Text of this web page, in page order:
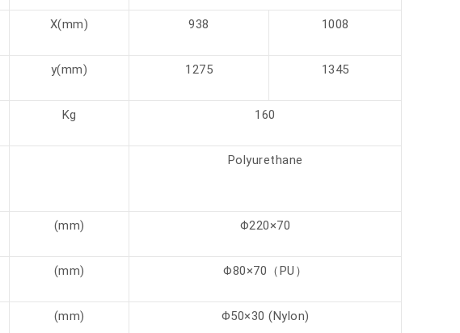
X(mm) 938 1008
y(mm) 1275 1345
Kg 160
Polyurethane
(mm) Φ220×70
(mm) Φ80×70（PU）
(mm) Φ50×30 (Nylon)